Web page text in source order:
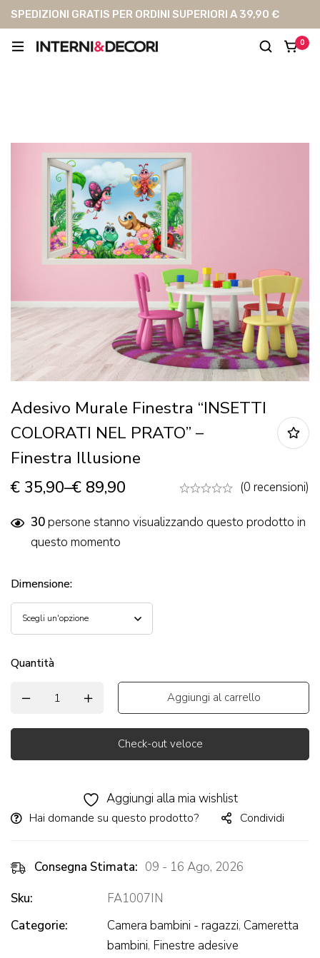
SPEDIZIONI GRATIS PER ORDINI SUPERIORI A 39,90 €
0
Adesivo Murale Finestra “INSETTI
COLORATI NEL PRATO” –
Finestra Illusione
€ 35,90–€ 89,90 (0 recensioni)
30persone stanno visualizzando questo prodotto in
questo momento
Dimensione:
Quantità
Aggiungi al carrello
Check-out veloce
Aggiungi alla mia wishlist
Hai domande su questo prodotto? Condividi
Consegna Stimata: 09 - 16 Ago, 2026
Sku:
FA1007IN
Categorie:
Camera bambini - ragazzi, Cameretta
bambini, Finestre adesive